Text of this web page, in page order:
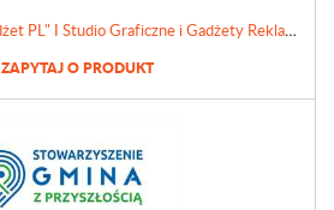
Agencja Reklamowa "Gadżet PL" I Studio Graficzne i Gadżety Reklamowe
ZAPYTAJ O PRODUKT